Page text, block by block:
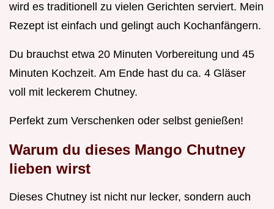
wird es traditionell zu vielen Gerichten serviert. Mein
Rezept ist einfach und gelingt auch Kochanfängern.
Du brauchst etwa 20 Minuten Vorbereitung und 45
Minuten Kochzeit. Am Ende hast du ca. 4 Gläser
voll mit leckerem Chutney.
Perfekt zum Verschenken oder selbst genießen!
Warum du dieses Mango Chutney
lieben wirst
Dieses Chutney ist nicht nur lecker, sondern auch